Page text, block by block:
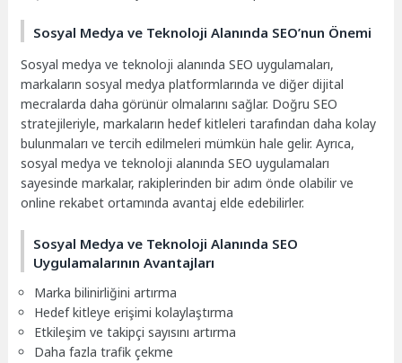
Sosyal Medya ve Teknoloji Alanında SEO’nun Önemi
Sosyal medya ve teknoloji alanında SEO uygulamaları,
markaların sosyal medya platformlarında ve diğer dijital
mecralarda daha görünür olmalarını sağlar. Doğru SEO
stratejileriyle, markaların hedef kitleleri tarafından daha kolay
bulunmaları ve tercih edilmeleri mümkün hale gelir. Ayrıca,
sosyal medya ve teknoloji alanında SEO uygulamaları
sayesinde markalar, rakiplerinden bir adım önde olabilir ve
online rekabet ortamında avantaj elde edebilirler.
Sosyal Medya ve Teknoloji Alanında SEO
Uygulamalarının Avantajları
Marka bilinirliğini artırma
Hedef kitleye erişimi kolaylaştırma
Etkileşim ve takipçi sayısını artırma
Daha fazla trafik çekme